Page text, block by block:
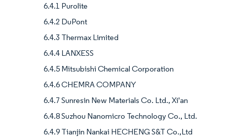
6.4.1 Purolite
6.4.2 DuPont
6.4.3 Thermax Limited
6.4.4 LANXESS
6.4.5 Mitsubishi Chemical Corporation
6.4.6 CHEMRA COMPANY
6.4.7 Sunresin New Materials Co. Ltd., Xi'an
6.4.8 Suzhou Nanomicro Technology Co., Ltd.
6.4.9 Tianjin Nankai HECHENG S&T Co.,Ltd